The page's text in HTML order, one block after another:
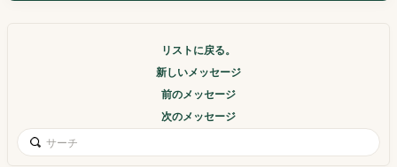
リストに戻る。
新しいメッセージ
前のメッセージ
次のメッセージ